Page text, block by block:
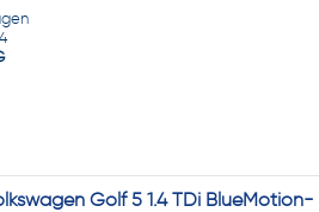
Golf 5 1.4 TDi